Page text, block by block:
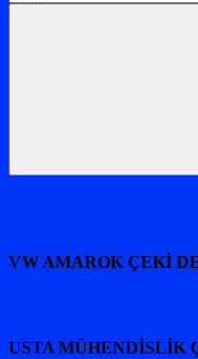
VW AMAROK ÇEKİ
USTA MÜHENDİSLİK